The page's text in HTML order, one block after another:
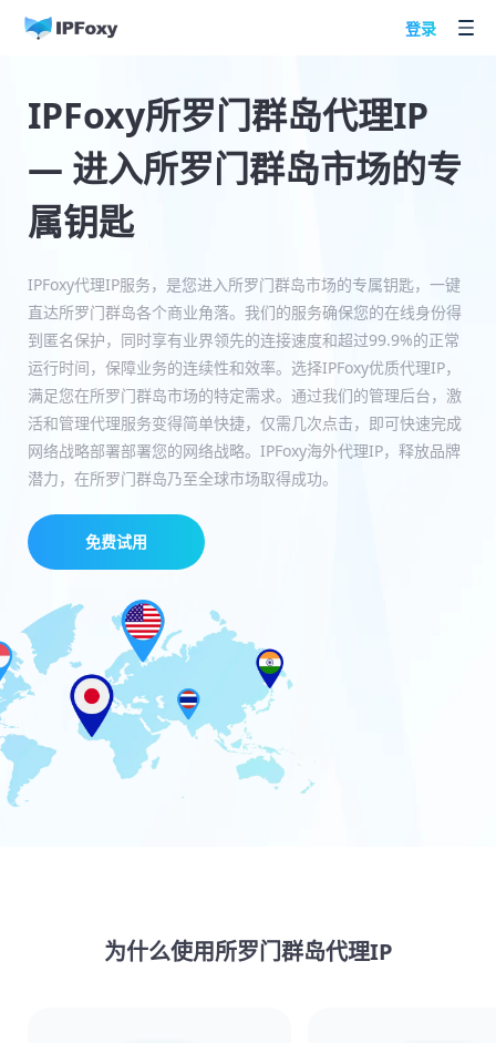
登录
IPFoxy所罗门群岛代理IP
— 进入所罗门群岛市场的专
属钥匙
IPFoxy代理IP服务，是您进入所罗门群岛市场的专属钥匙，一键
直达所罗门群岛各个商业角落。我们的服务确保您的在线身份得
到匿名保护，同时享有业界领先的连接速度和超过99.9%的正常
运行时间，保障业务的连续性和效率。选择IPFoxy优质代理IP，
满足您在所罗门群岛市场的特定需求。通过我们的管理后台，激
活和管理代理服务变得简单快捷，仅需几次点击，即可快速完成
网络战略部署部署您的网络战略。IPFoxy海外代理IP，释放品牌
潜力，在所罗门群岛乃至全球市场取得成功。
免费试用
为什么使用所罗门群岛代理IP